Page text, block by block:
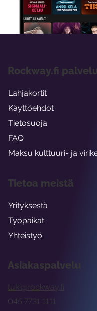
Asiakaspalvelu
tuki@rockway.fi
045 7731 1111
Rockway.fi
Lahjakortit
Käyttöehdot
Tietosuoja
FAQ
Maksu kulttuuri- ja
Tietoa meistä
Yrityksestä
Työpaikat
Yhteistyö